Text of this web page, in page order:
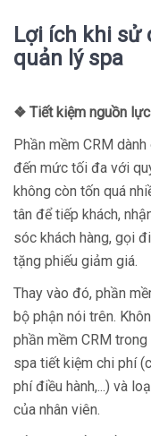
Lợi ích khi sử
quản lý spa
❖ Tiết kiệm nguồn lực
Phần mềm CRM
đến mức tối đa với
không còn tốn quá
tân để tiếp khách,
sóc khách hàng, gọi
tặng phiếu giảm giá.
Thay vào đó, phần
bộ phận nói trên.
phần mềm CRM
spa tiết kiệm chi phí
phí điều hành,...) và
của nhân viên.